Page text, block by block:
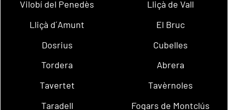
Vilobí del Penedès
Lliçà de Vall
Lliçà d´Amunt
El Bruc
Dosrius
Cubelles
Tordera
Abrera
Tavertet
Tavèrnoles
Taradell
Fogars de Montclús